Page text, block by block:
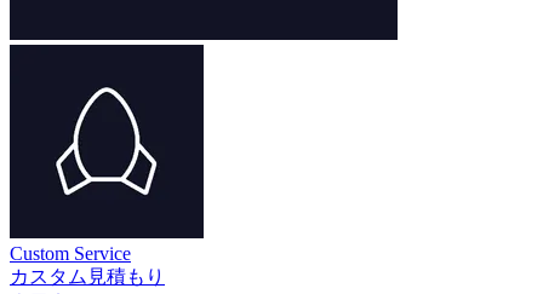
Custom Service
カスタム見積もり